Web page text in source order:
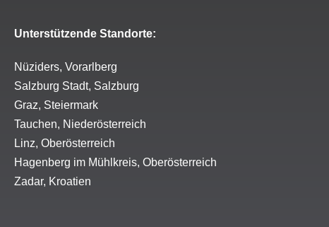
Unterstützende Standorte:
Nüziders, Vorarlberg
Salzburg Stadt, Salzburg
Graz, Steiermark
Tauchen, Niederösterreich
Linz, Oberösterreich
Hagenberg im Mühlkreis, Oberösterreich
Zadar, Kroatien